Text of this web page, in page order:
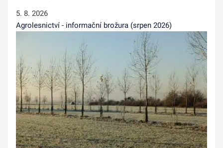
5. 8. 2026
Agrolesnictví - informační brožura (srpen 2026)